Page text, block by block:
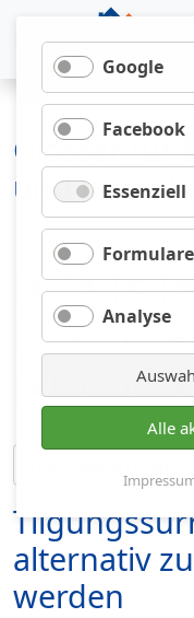
Google
Facebook
Essenziell
Formulare
Analyse
Alle
Glossar für
und
A B C D
K L M
U V
alternativ
werden